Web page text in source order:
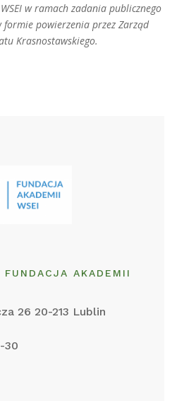
w ramach zadania publicznego
formie powierzenia przez Zarząd
Krasnostawskiego.
FUNDACJA AKADEMII
26 20-213 Lublin
30